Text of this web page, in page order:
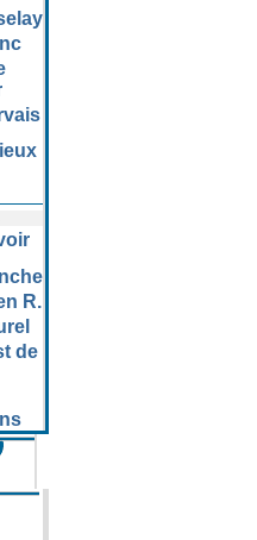
R.
de